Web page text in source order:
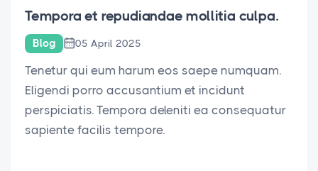
Tempora et repudiandae mollitia culpa.
Blog 05 April 2025
Tenetur qui eum harum eos saepe numquam.
Eligendi porro accusantium et incidunt
perspiciatis. Tempora deleniti ea consequatur
sapiente facilis tempore.